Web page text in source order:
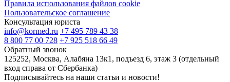
Правила использования файлов cookie
Пользовательское соглашение
Консультация юриста
info@kormed.ru +7 495 789 43 38
8 800 77 00 728 +7 925 518 66 49
Обратный звонок
125252, Москва, Алабяна 13к1, подъезд 6, этаж 3 (отдельный
вход справа от Сбербанка)
Подписывайтесь на наши статьи и новости!